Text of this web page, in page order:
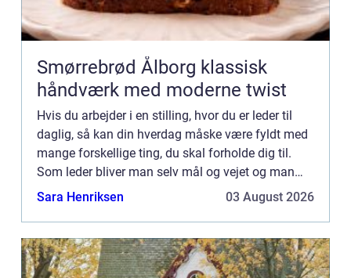
Smørrebrød Ålborg klassisk
håndværk med moderne twist
Hvis du arbejder i en stilling, hvor du er leder til
daglig, så kan din hverdag måske være fyldt med
mange forskellige ting, du skal forholde dig til.
Som leder bliver man selv mål og vejet og man
har højest sandsynligt mål, man selv skal indfri
Sara Henriksen 03 August 2026